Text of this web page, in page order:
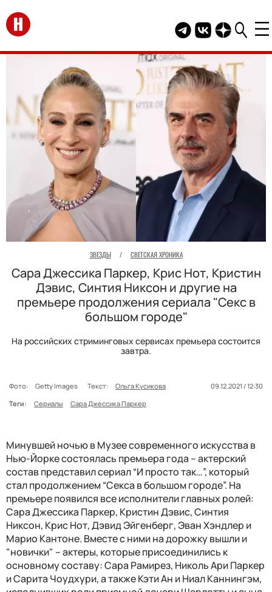
Перейти на главную
Telegram канал
Группа HELLO
Канал
ЗВЕЗДЫ / СВЕТСКАЯ ХРОНИКА
Сара Джессика Паркер, Крис Нот, Кристин
Дэвис, Синтия Никсон и другие на
премьере продолжения сериала "Секс в
большом городе"
На российских стриминговых сервисах премьера состоится
завтра.
Фото: Getty Images Текст: Ольга Кусикова
09.12.2021 / 12:30
Теги:
Сериалы Сара Джессика Паркер
Минувшей ночью в Музее современного искусства в
Нью-Йорке состоялась премьера года – актерский
состав представил сериал “И просто так…”, который
стал продолжением “Секса в большом городе”. На
премьере появился все исполнители главных ролей:
Сара Джессика Паркер, Кристин Дэвис, Синтия
Никсон, Крис Нот, Дэвид Эйгенберг, Эван Хэндлер и
Марио Кантоне. Вместе с ними на дорожку вышли и
"новички" – актеры, которые присоединились к
основному составу: Сара Рамирез, Николь Ари Паркер
и Сарита Чоудхури, а также Кэти Ан и Ниал Каннингэм,